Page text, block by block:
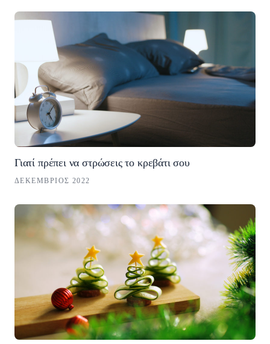
Γιατί πρέπει να στρώσεις το κρεβάτι σου
ΔΕΚΈΜΒΡΙΟΣ 2022